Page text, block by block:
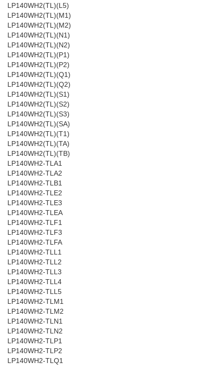
LP140WH2(TL)(L5)
LP140WH2(TL)(M1)
LP140WH2(TL)(M2)
LP140WH2(TL)(N1)
LP140WH2(TL)(N2)
LP140WH2(TL)(P1)
LP140WH2(TL)(P2)
LP140WH2(TL)(Q1)
LP140WH2(TL)(Q2)
LP140WH2(TL)(S1)
LP140WH2(TL)(S2)
LP140WH2(TL)(S3)
LP140WH2(TL)(SA)
LP140WH2(TL)(T1)
LP140WH2(TL)(TA)
LP140WH2(TL)(TB)
LP140WH2-TLA1
LP140WH2-TLA2
LP140WH2-TLB1
LP140WH2-TLE2
LP140WH2-TLE3
LP140WH2-TLEA
LP140WH2-TLF1
LP140WH2-TLF3
LP140WH2-TLFA
LP140WH2-TLL1
LP140WH2-TLL2
LP140WH2-TLL3
LP140WH2-TLL4
LP140WH2-TLL5
LP140WH2-TLM1
LP140WH2-TLM2
LP140WH2-TLN1
LP140WH2-TLN2
LP140WH2-TLP1
LP140WH2-TLP2
LP140WH2-TLQ1